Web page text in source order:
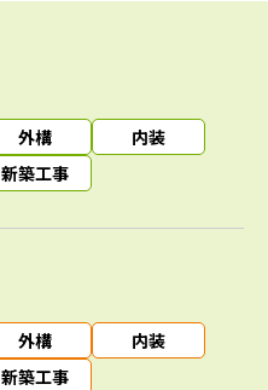
外構
内装
新築工事
外構
内装
新築工事